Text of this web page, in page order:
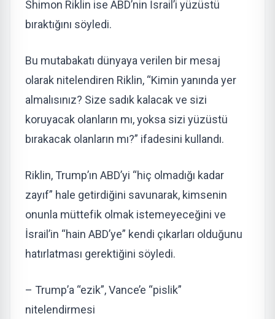
Shimon Riklin ise ABD’nin İsrail’i yüzüstü
bıraktığını söyledi.
Bu mutabakatı dünyaya verilen bir mesaj
olarak nitelendiren Riklin, “Kimin yanında yer
almalısınız? Size sadık kalacak ve sizi
koruyacak olanların mı, yoksa sizi yüzüstü
bırakacak olanların mı?” ifadesini kullandı.
Riklin, Trump’ın ABD’yi “hiç olmadığı kadar
zayıf” hale getirdiğini savunarak, kimsenin
onunla müttefik olmak istemeyeceğini ve
İsrail’in “hain ABD’ye” kendi çıkarları olduğunu
hatırlatması gerektiğini söyledi.
– Trump’a “ezik”, Vance’e “pislik”
nitelendirmesi